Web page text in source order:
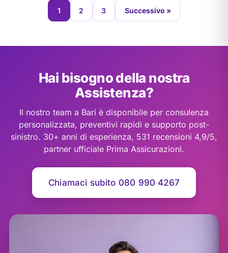
1 2 3 Successivo »
Hai bisogno della nostra
Assistenza?
Il nostro team a Bari è disponibile per consulenza
personalizzata, preventivi rapidi e supporto post-
sinistro. 30+ anni di esperienza, 531 recensioni 4,9/5,
partner ufficiale Prima Assicurazioni.
Chiamaci subito 080 990 4267